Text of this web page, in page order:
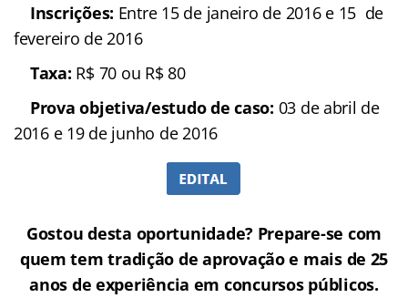
Inscrições: Entre 15 de janeiro de 2016 e 15 de
fevereiro de 2016
Taxa: R$ 70 ou R$ 80
Prova objetiva/estudo de caso: 03 de abril de
2016 e 19 de junho de 2016
Gostou desta oportunidade? Prepare-se com
quem tem tradição de aprovação e mais de 25
anos de experiência em concursos públicos.